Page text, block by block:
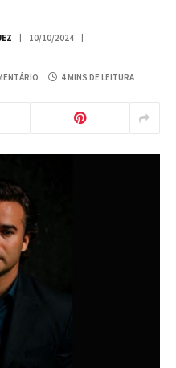
10/10/2024
4 MINS DE LEITURA